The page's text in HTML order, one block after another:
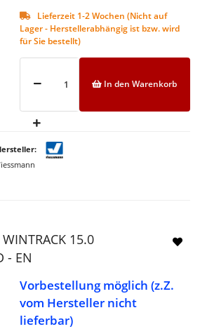
Lieferzeit 1-2 Wochen (Nicht auf
Lager - Herstellerabhängig ist bzw. wird
für Sie bestellt)
In den Warenkorb
15.0
- EN
Vorbestellung möglich (z.Z.
vom Hersteller nicht
lieferbar)